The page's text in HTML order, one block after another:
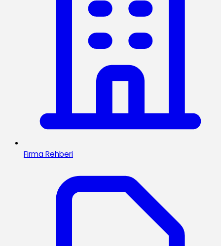
Firma Rehberi